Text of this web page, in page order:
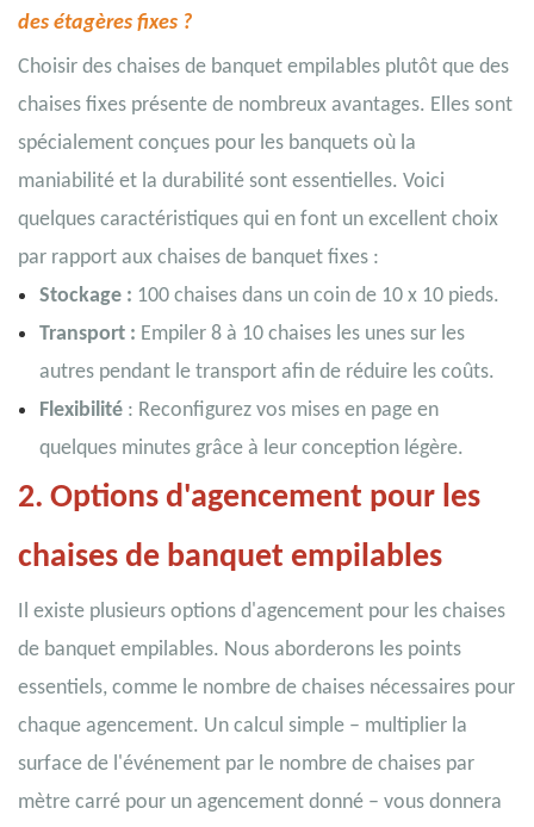
des étagères fixes ?
Choisir des chaises de banquet empilables plutôt que des
chaises fixes présente de nombreux avantages. Elles sont
spécialement conçues pour les banquets où la
maniabilité et la durabilité sont essentielles. Voici
quelques caractéristiques qui en font un excellent choix
par rapport aux chaises de banquet fixes :
Stockage : 100 chaises dans un coin de 10 x 10 pieds.
Transport : Empiler 8 à 10 chaises les unes sur les
autres pendant le transport afin de réduire les coûts.
Flexibilité : Reconfigurez vos mises en page en
quelques minutes grâce à leur conception légère.
2. Options d'agencement pour les
chaises de banquet empilables
Il existe plusieurs options d'agencement pour les chaises
de banquet empilables. Nous aborderons les points
essentiels, comme le nombre de chaises nécessaires pour
chaque agencement. Un calcul simple – multiplier la
surface de l'événement par le nombre de chaises par
mètre carré pour un agencement donné – vous donnera